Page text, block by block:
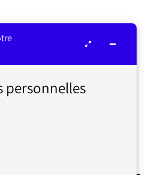
personnelles